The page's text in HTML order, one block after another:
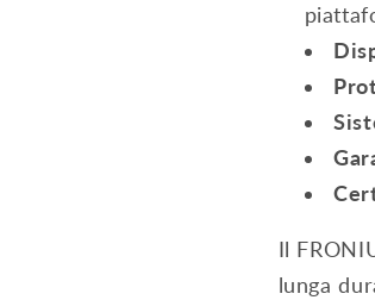
Il
lunga